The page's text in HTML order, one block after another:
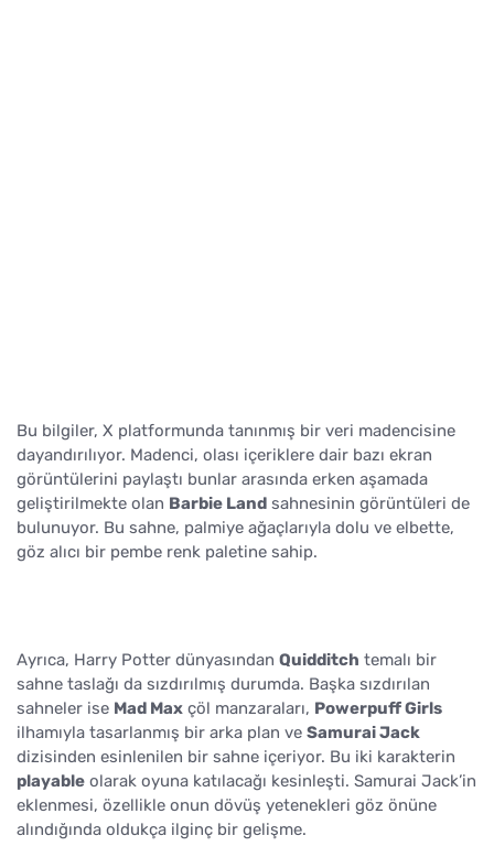
Bu bilgiler, X platformunda tanınmış bir veri madencisine
dayandırılıyor. Madenci, olası içeriklere dair bazı ekran
görüntülerini paylaştı bunlar arasında erken aşamada
geliştirilmekte olan Barbie Land sahnesinin görüntüleri de
bulunuyor. Bu sahne, palmiye ağaçlarıyla dolu ve elbette,
göz alıcı bir pembe renk paletine sahip.
Ayrıca, Harry Potter dünyasından Quidditch temalı bir
sahne taslağı da sızdırılmış durumda. Başka sızdırılan
sahneler ise Mad Max çöl manzaraları, Powerpuff Girls
ilhamıyla tasarlanmış bir arka plan ve Samurai Jack
dizisinden esinlenilen bir sahne içeriyor. Bu iki karakterin
playable olarak oyuna katılacağı kesinleşti. Samurai Jack’in
eklenmesi, özellikle onun dövüş yetenekleri göz önüne
alındığında oldukça ilginç bir gelişme.